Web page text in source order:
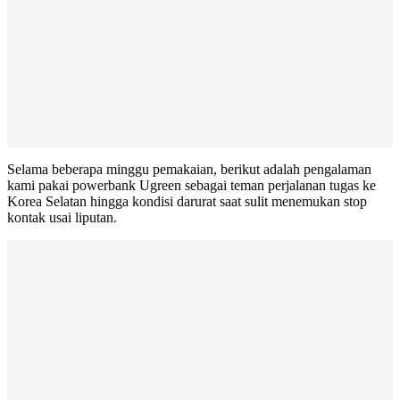
Selama beberapa minggu pemakaian, berikut adalah pengalaman
kami pakai powerbank Ugreen sebagai teman perjalanan tugas ke
Korea Selatan hingga kondisi darurat saat sulit menemukan stop
kontak usai liputan.